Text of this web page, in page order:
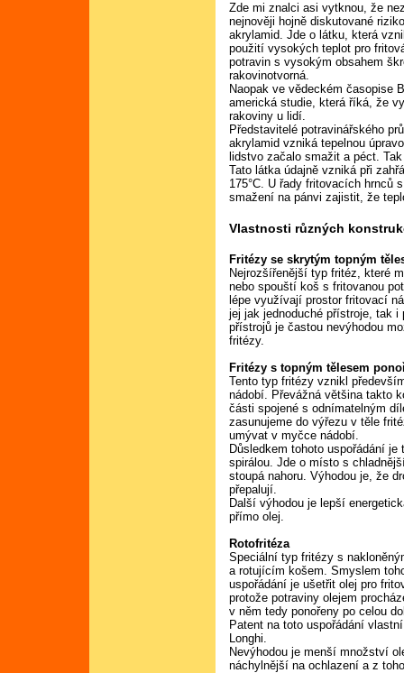
Zde mi znalci asi vytknou, že
nejnověji hojně diskutované
akrylamid. Jde o látku, která
použití vysokých teplot pro
potravin s vysokým obsahem
rakovinotvorná.
Naopak ve vědeckém časopise
americká studie, která říká, že
rakoviny u lidí.
Představitelé potravinářského
akrylamid vzniká tepelnou
lidstvo začalo smažit a péct.
Tato látka údajně vzniká při
175°C. U řady fritovacích hrnců
smažení na pánvi zajistit, že
Vlastnosti různých
Fritézy se skrytým topným
Nejrozšířenější typ fritéz, které
nebo spouští koš s fritovanou
lépe využívají prostor fritovací
jej jak jednoduché přístroje, tak
přístrojů je častou nevýhodou
fritézy.
Fritézy s topným tělesem
Tento typ fritézy vznikl
nádobí. Převážná většina takto
části spojené s odnímatelným
zasunujeme do výřezu v těle
umývat v myčce nádobí.
Důsledkem tohoto uspořádání
spirálou. Jde o místo s
stoupá nahoru. Výhodou je, že
přepalují.
Další výhodou je lepší
přímo olej.
Rotofritéza
Speciální typ fritézy s
a rotujícím košem. Smyslem
uspořádání je ušetřit olej pro
protože potraviny olejem
v něm tedy ponořeny po celou
Patent na toto uspořádání
Longhi.
Nevýhodou je menší množství
náchylnější na ochlazení a z